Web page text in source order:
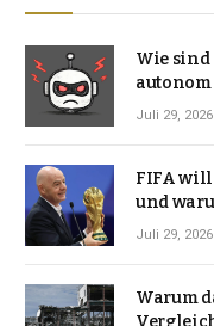
Wie sind
autonom
Juli 29, 2026
FIFA
und
Juli 29, 2026
Warum